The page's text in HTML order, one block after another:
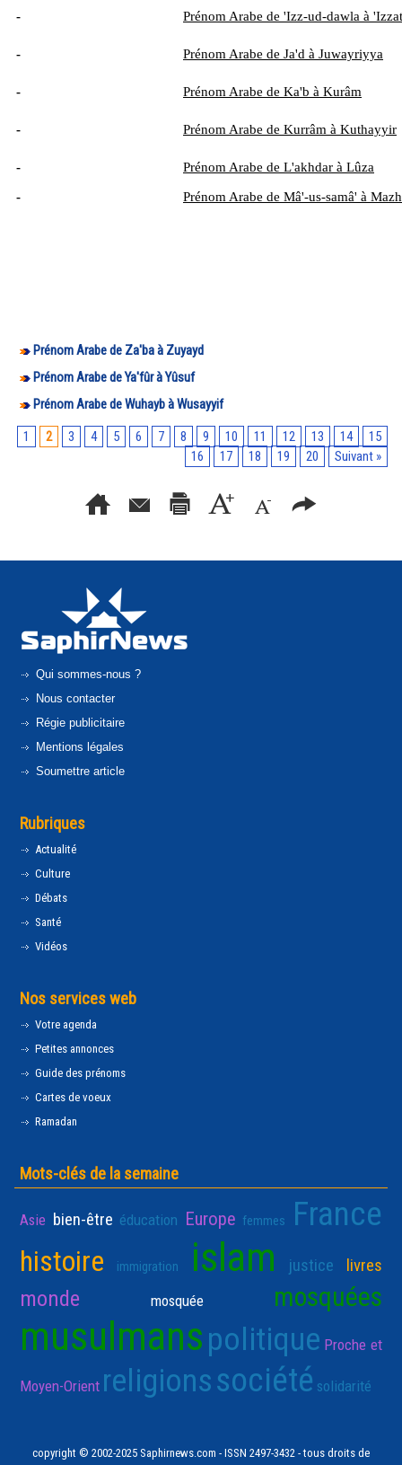
- Prénom Arabe de 'Izz-ud-dawla à 'Izzat
- Prénom Arabe de Ja'd à Juwayriyya
- Prénom Arabe de Ka'b à Kurâm
- Prénom Arabe de Kurrâm à Kuthayyir
- Prénom Arabe de L'akhdar à Lûza
- Prénom Arabe de Mâ'-us-samâ' à
Prénom Arabe de Za'ba à Zuyayd
Prénom Arabe de Ya'fûr à Yûsuf
Prénom Arabe de Wuhayb à Wusayyif
1
2 3 4 5 6 7 8 9 10 11 12 13 14
15
16
17 18 19 20 Suivant »
Qui sommes-nous ?
Nous contacter
Régie publicitaire
Mentions légales
Soumettre article
Rubriques
Actualité
Culture
Débats
Santé
Vidéos
Nos services web
Votre agenda
Petites annonces
Guide des prénoms
Cartes de voeux
Ramadan
Mots-clés de la semaine
Asie bien-être éducation Europe femmes France
histoire immigration islam justice livres
monde mosquée mosquées
musulmanspolitique Proche et
Moyen-Orient religionssociété solidarité
copyright © 2002-2025 Saphirnews.com - ISSN 2497-3432 - tous droits de